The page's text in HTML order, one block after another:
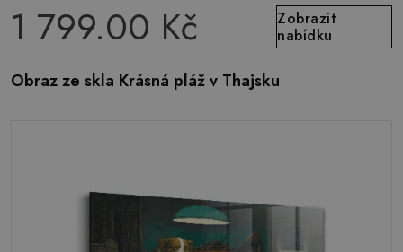
1 799.00 Kč
Zobrazit
nabídku
Obraz ze skla Krásná pláž v Thajsku